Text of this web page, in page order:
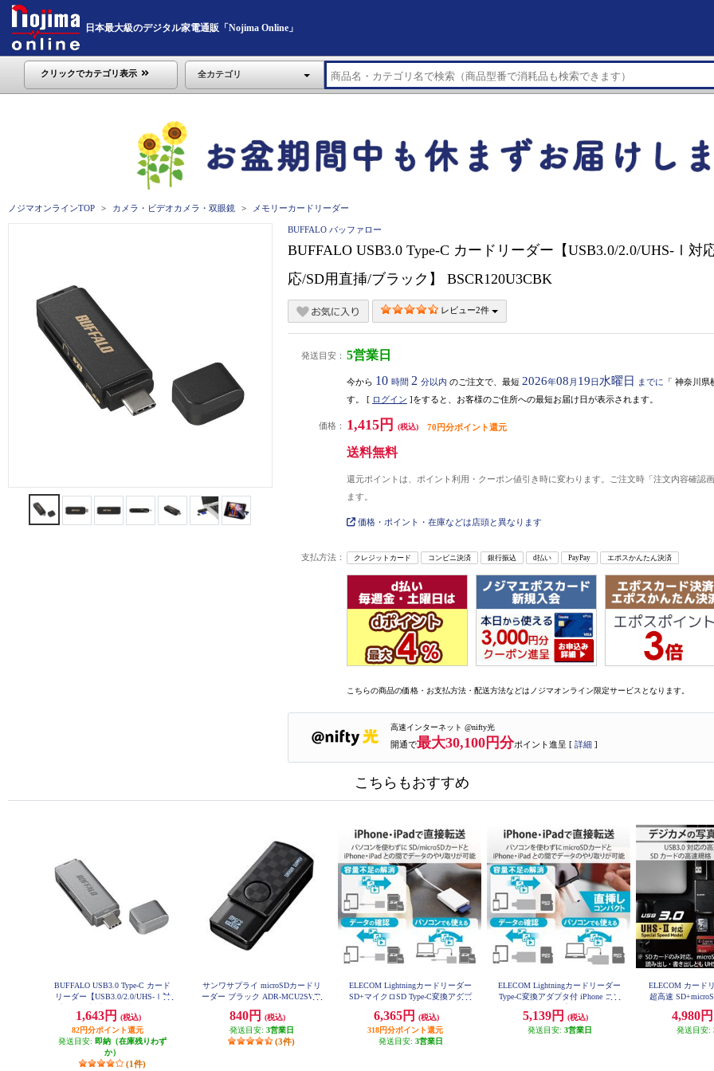
日本最大級のデジタル家電通販「Nojima Online」
クリックでカテゴリ表示 全カテゴリ
ノジマオンラインTOP カメラ・ビデオカメラ・双眼鏡 メモリーカードリーダー
BUFFALO バッファロー
BUFFALO USB3.0 Type-C カードリーダー【USB3.0/2.0/UHS-Ⅰ対
応/SD用直挿/ブラック】 BSCR120U3CBK
レビュー2件
発送目安： 5営業日
今から 10 時間 2 分以内 のご注文で、最短 2026年08 月 19日 水曜日 までに 「 神奈川県
す。 [ ログイン ]をすると、お客様のご住所への最短お届け日が表示されます。
価格： 1,415円 (税込) 70円分ポイント還元
送料無料
還元ポイントは、ポイント利用・クーポン値引き時に変わります。ご注文時「注文内容確認
ます。
価格・ポイント・在庫などは店頭と異なります
支払方法： クレジットカード コンビニ決済 銀行振込 d払い PayPay エポスかんたん決済
こちらの商品の価格・お支払方法・配送方法などはノジマオンライン限定サービスとなります。
高速インターネット @nifty光
開通で最大30,100円分ポイント進呈 [ 詳細 ]
こちらもおすすめ
BUFFALO USB3.0 Type-C カード
リーダー【USB3.0/2.0/UHS-Ⅰ対
ー】 BSCR120U3CSV
1,643円
(税込)
82円分ポイント還元
発送目安: 即納（在庫残りわず
か）
(1件)
サンワサプライ microSDカードリ
ーダー ブラック ADR-MCU2SWB
840円
(税込)
発送目安: 3営業日
(3件)
ELECOM Lightningカードリーダー
SD+マイクロSD Type-C変換アダプ
MR-LC201WH
6,365円
(税込)
318円分ポイント還元
発送目安: 3営業日
ELECOM Lightningカードリーダー
Type-C変換アダプタ付 iPhone コン
イト MR-LD102WH
5,139円
(税込)
発送目安: 3営業日
ELECOM カード
超高速
MR3-
4,980
発送目安: